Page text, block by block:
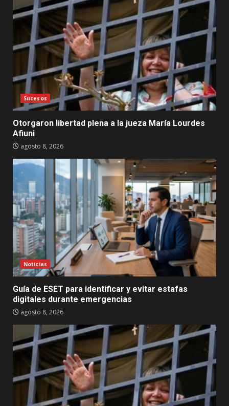
Sucesos
Otorgaron libertad plena a la jueza María Lourdes
Afiuni
agosto 8, 2026
Noticias
Guía de ESET para identificar y evitar estafas
digitales durante emergencias
agosto 8, 2026